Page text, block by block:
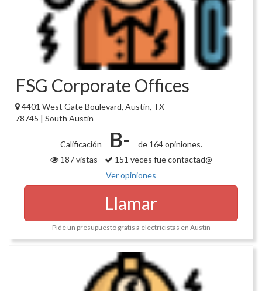
FSG Corporate Offices
4401 West Gate Boulevard, Austin, TX
78745 | South Austin
Calificación B-
de 164 opiniones.
187 vistas
151 veces fue contactad@
Ver opiniones
Llamar
Pide un presupuesto gratis a electricistas en Austin